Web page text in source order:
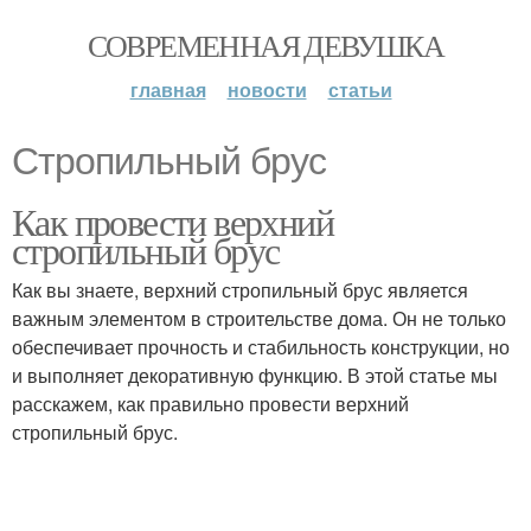
СОВРЕМЕННАЯ ДЕВУШКА
главная новости статьи
Стропильный брус
Как провести верхний
стропильный брус
Как вы знаете, верхний стропильный брус является
важным элементом в строительстве дома. Он не только
обеспечивает прочность и стабильность конструкции, но
и выполняет декоративную функцию. В этой статье мы
расскажем, как правильно провести верхний
стропильный брус.